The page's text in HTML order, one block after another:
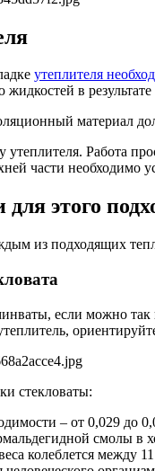
утеплителя
жидкостей в
материал
утеплителя. Работа
части необходимо
этого
из подходящих
если можно так
стекловаты:
– от 0,029 до
смолы в
колеблется между